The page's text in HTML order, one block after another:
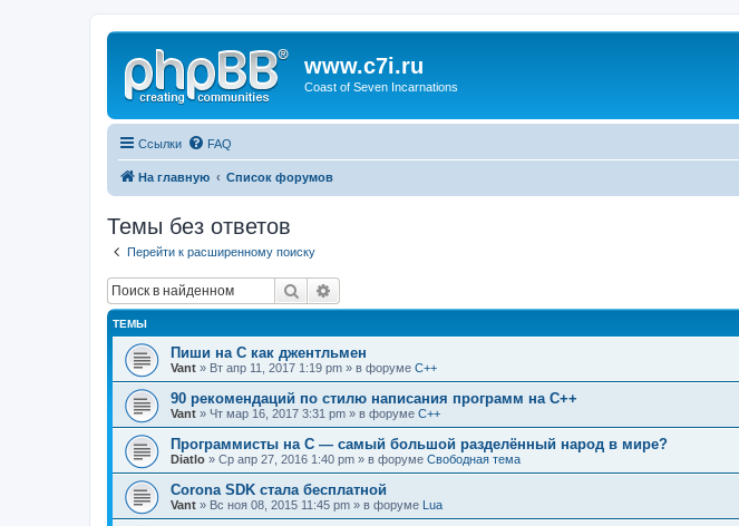
www.c7i.ru
Coast of Seven Incarnations
Ссылки FAQ
На главную Список форумов
Темы без ответов
Перейти к расширенному поиску
Поиск
ТЕМЫ
Пиши на C как джентльмен
Vant » Вт апр 11, 2017 1:19 pm » в форуме C++
90 рекомендаций по стилю написания программ на C++
Vant » Чт мар 16, 2017 3:31 pm » в форуме C++
Программисты на C — самый большой разделённый народ в мире?
Diatlo » Ср апр 27, 2016 1:40 pm » в форуме Свободная тема
Corona SDK стала бесплатной
Vant » Вс ноя 08, 2015 11:45 pm » в форуме Lua